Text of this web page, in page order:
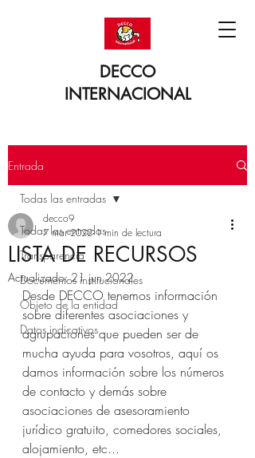
DECCO
INTERNACIONAL
Entrada
Todas las entradas
Transparencia
Documentos institucionales
Objeto de la entidad
Datos indicativos
Todas las entradas
LISTA DE RECURSOS
decco9
7 mar 2022 1 min de lectura
Actualizado:21 jun 2022
Desde DECCO tenemos información
sobre diferentes asociaciones y
agrupaciones que pueden ser de
mucha ayuda para vosotros, aquí os
damos información sobre los números
de contacto y demás sobre
asociaciones de asesoramiento
jurídico gratuito, comedores sociales,
alojamiento, etc...